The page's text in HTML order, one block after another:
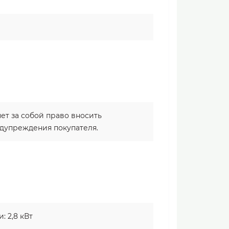
за собой право вносить
покупателя.
2,8 кВт